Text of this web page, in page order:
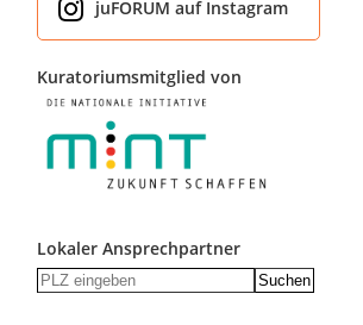
juFORUM auf Instagram
Kuratoriumsmitglied von
Lokaler Ansprechpartner
Suchen